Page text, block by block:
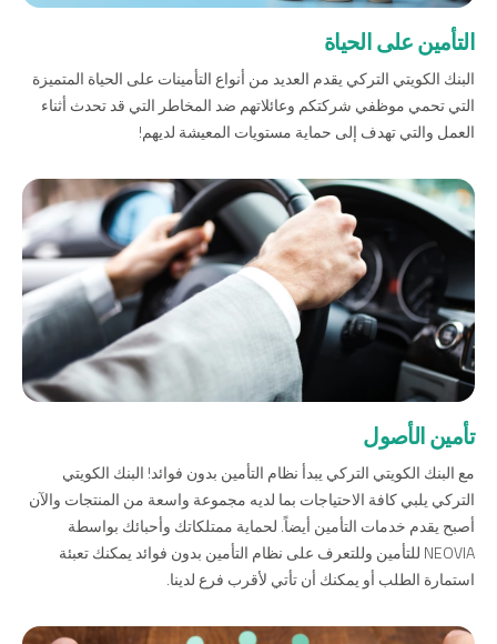
من نحن
الفروع وأجهزة الصراف الآلي
Türkçe
English
صناديق الاستثمار
شركات
بطاقة بزنس بلاس
المزايا الضريبية
الائتمان الإيجاري
الحلول الخاصة بالقطاعات
التأمين على الحياة
البنك الكويتي التركي يقدم العديد من أنواع التأمينات على الحياة المتميزة
التي تحمي موظفي شركتكم وعائلاتهم ضد المخاطر التي قد تحدث أثناء
العمل والتي تهدف إلى حماية مستويات المعيشة لديهم!
تأمين الأصول
مع البنك الكويتي التركي يبدأ نظام التأمين بدون فوائد! البنك الكويتي
التركي يلبي كافة الاحتياجات بما لديه مجموعة واسعة من المنتجات والآن
أصبح يقدم خدمات التأمين أيضاً. لحماية ممتلكاتك وأحبائك بواسطة
NEOVIA للتأمين وللتعرف على نظام التأمين بدون فوائد يمكنك تعبئة
استمارة الطلب أو يمكنك أن تأتي لأقرب فرع لدينا.